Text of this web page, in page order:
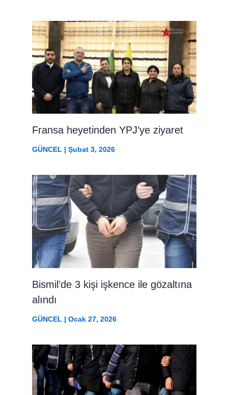
Fransa heyetinden YPJ’ye ziyaret
GÜNCEL| Şubat 3, 2026
Bismil’de 3 kişi işkence ile gözaltına
alındı
GÜNCEL | Ocak 27, 2026